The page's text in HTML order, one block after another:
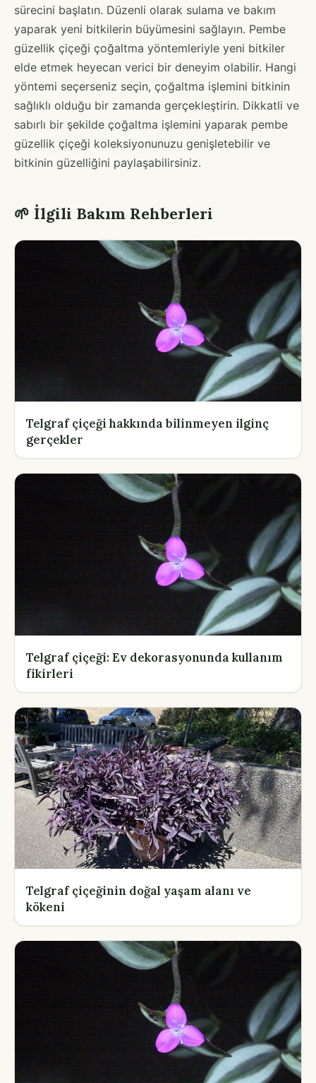
sürecini başlatın. Düzenli olarak sulama ve bakım
yaparak yeni bitkilerin büyümesini sağlayın. Pembe
güzellik çiçeği çoğaltma yöntemleriyle yeni bitkiler
elde etmek heyecan verici bir deneyim olabilir. Hangi
yöntemi seçerseniz seçin, çoğaltma işlemini bitkinin
sağlıklı olduğu bir zamanda gerçekleştirin. Dikkatli ve
sabırlı bir şekilde çoğaltma işlemini yaparak pembe
güzellik çiçeği koleksiyonunuzu genişletebilir ve
bitkinin güzelliğini paylaşabilirsiniz.
🌱 İlgili Bakım Rehberleri
Telgraf çiçeği hakkında bilinmeyen ilginç
gerçekler
Telgraf çiçeği: Ev dekorasyonunda kullanım
fikirleri
Telgraf çiçeğinin doğal yaşam alanı ve
kökeni